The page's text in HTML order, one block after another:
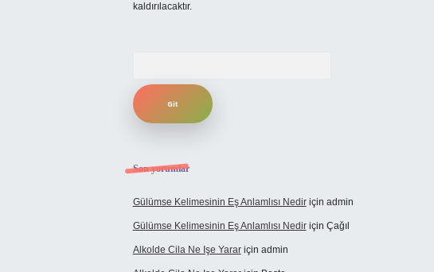
kaldırılacaktır.
Son yorumlar
Gülümse Kelimesinin Eş Anlamlısı Nediriçin admin
Gülümse Kelimesinin Eş Anlamlısı Nediriçin Çağıl
Alkolde Cila Ne Işe Yarariçin admin